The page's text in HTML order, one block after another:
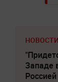
Западе
Россией